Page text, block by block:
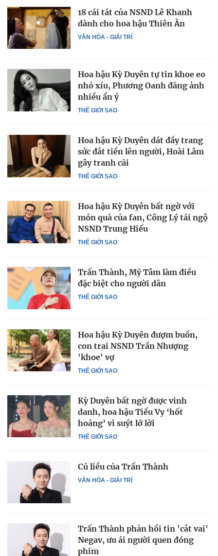
VĂN HÓA - GIẢI TRÍ
18 cái tát của NSND Lê Khanh
dành cho hoa hậu Thiên Ân
THẾ GIỚI SAO
Hoa hậu Kỳ Duyên tự tin khoe eo
nhỏ xíu, Phương Oanh đăng ảnh
nhiều ẩn ý
THẾ GIỚI SAO
Hoa hậu Kỳ Duyên dát đầy trang
sức đắt tiền lên người, Hoài Lâm
gây tranh cãi
THẾ GIỚI SAO
Hoa hậu Kỳ Duyên bất ngờ với
món quà của fan, Công Lý tái ngộ
NSND Trung Hiếu
THẾ GIỚI SAO
Trấn Thành, Mỹ Tâm làm điều
đặc biệt cho người dân
THẾ GIỚI SAO
Hoa hậu Kỳ Duyên đượm buồn,
con trai NSND Trần Nhượng
'khoe' vợ
THẾ GIỚI SAO
Kỳ Duyên bất ngờ được vinh
danh, hoa hậu Tiểu Vy ‘hốt
hoảng’ vì suýt lỡ lời
VĂN HÓA - GIẢI TRÍ
Cú liều của Trấn Thành
Trấn Thành phản hồi tin 'cắt vai'
Negav, ưu ái người quen đóng
phim